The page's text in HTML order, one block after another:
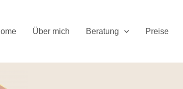
Über mich Beratung Preise